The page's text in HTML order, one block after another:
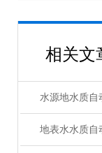
相关文